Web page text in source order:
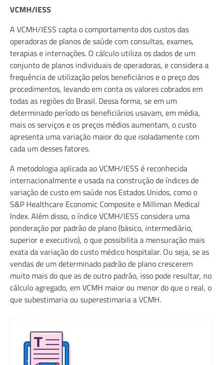
VCMH/IESS
A VCMH/IESS capta o comportamento dos custos das
operadoras de planos de saúde com consultas, exames,
terapias e internações. O cálculo utiliza os dados de um
conjunto de planos individuais de operadoras, e considera a
frequência de utilização pelos beneficiários e o preço dos
procedimentos, levando em conta os valores cobrados em
todas as regiões do Brasil. Dessa forma, se em um
determinado período os beneficiários usavam, em média,
mais os serviços e os preços médios aumentam, o custo
apresenta uma variação maior do que isoladamente com
cada um desses fatores.
A metodologia aplicada ao VCMH/IESS é reconhecida
internacionalmente e usada na construção de índices de
variação de custo em saúde nos Estados Unidos, como o
S&P Healthcare Economic Composite e Milliman Medical
Index. Além disso, o índice VCMH/IESS considera uma
ponderação por padrão de plano (básico, intermediário,
superior e executivo), o que possibilita a mensuração mais
exata da variação do custo médico hospitalar. Ou seja, se as
vendas de um determinado padrão de plano crescerem
muito mais do que as de outro padrão, isso pode resultar, no
cálculo agregado, em VCMH maior ou menor do que o real, o
que subestimaria ou superestimaria a VCMH.